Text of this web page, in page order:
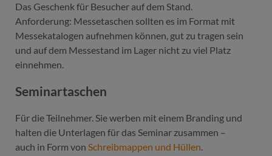
Das Geschenk für Besucher auf dem Stand.
Anforderung: Messetaschen sollten es im Format mit
Messekatalogen aufnehmen können, gut zu tragen sein
und auf dem Messestand im Lager nicht zu viel Platz
einnehmen.
Seminartaschen
Für die Teilnehmer. Sie werben mit einem Branding und
halten die Unterlagen für das Seminar zusammen –
auch in Form von Schreibmappen und Hüllen.